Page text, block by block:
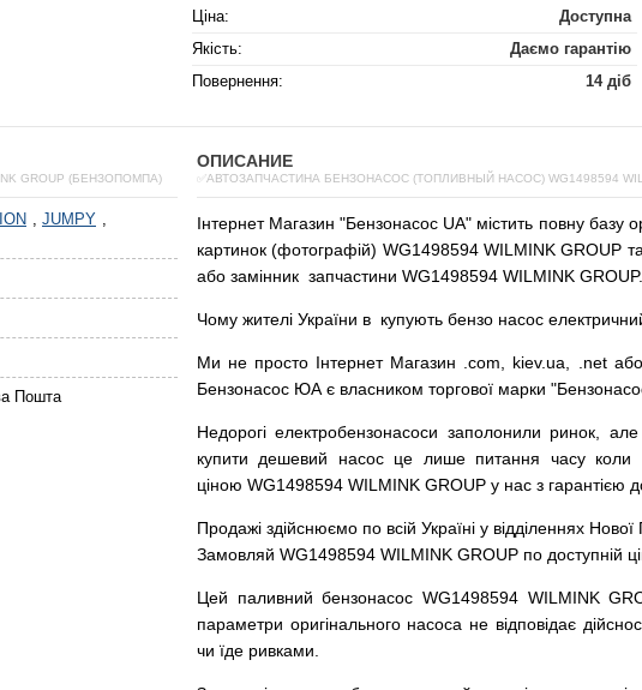
Ціна:
Доступна
Якість:
Даємо гарантію
Повернення:
14 діб
GROUP (БЕНЗОПОМПА)
, JUMPY ,
Пошта
ОПИСАНИЕ
✅АВТОЗАПЧАСТИНА БЕНЗОНАСОС (ТОПЛИВНЫЙ НАСОС) WG1498594
Інтернет Магазин "Бензонасос UA" містить повну базу
картинок (фотографій) WG1498594 WILMINK GROUP та
або замінник запчастини WG1498594 WILMINK GROUP.
Чому жителі України в купують бензо насос
Ми не просто Інтернет Магазин .com kiev.ua .net або
Бензонасос ЮА є власником торгової марки "
Недорогі електробензонасоси заполонили ринок але
купити
дешевий насос це лише питання часу коли
ціною WG1498594 WILMINK GROUP у нас з гарантією
Продажі здійснюємо по всій Україні у відділеннях Нової
Замовляй WG1498594 WILMINK GROUP по доступній
Цей паливний бензонасос WG1498594 WILMINK
параметри оригінального насоса не відповідає
чи їде ривками